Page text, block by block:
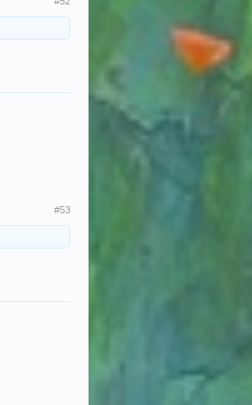
#53